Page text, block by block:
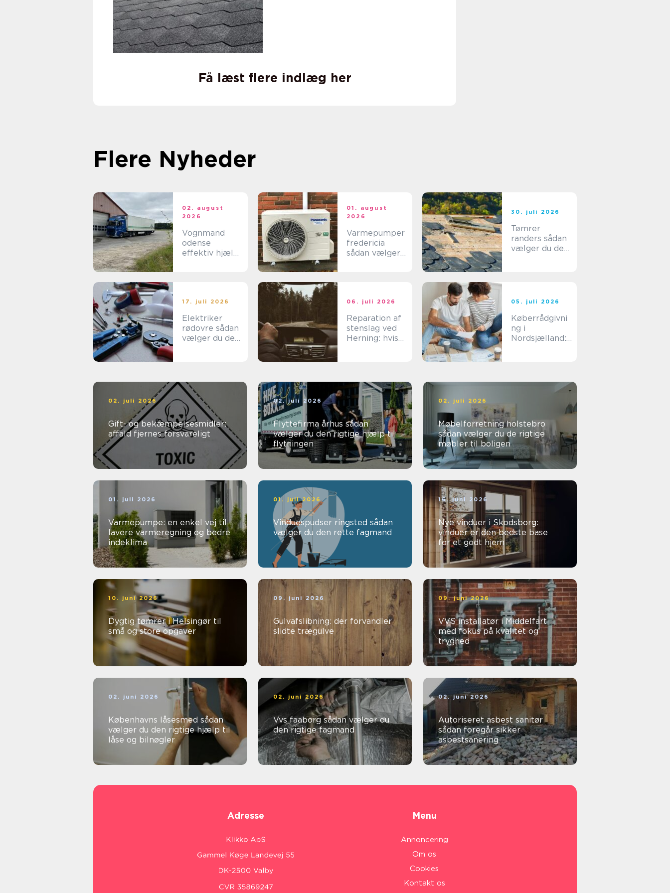
Få læst flere indlæg her
Flere Nyheder
02. august
2026
Vognmand
odense
effektiv hjælp
01. august
2026
Varmepumper
fredericia
sådan vælger
30. juli 2026
Tømrer
randers sådan
vælger du den
17. juli 2026
Elektriker
rødovre sådan
vælger du den
06. juli 2026
Reparation af
stenslag ved
Herning: hvis
05. juli 2026
Køberrådgivni
ng i
Nordsjælland:
02. juli 2026
Gift- og bekæmpelsesmidler:
affald fjernes forsvareligt
02. juli 2026
Flyttefirma århus sådan
vælger du den rigtige hjælp til
flytningen
02. juli 2026
Møbelforretning holstebro
sådan vælger du de rigtige
møbler til boligen
01. juli 2026
Varmepumpe: en enkel vej til
lavere varmeregning og bedre
indeklima
01. juli 2026
Vinduespudser ringsted sådan
vælger du den rette fagmand
16. juni 2026
Nye vinduer i Skodsborg:
vinduer er den bedste base
for et godt hjem
10. juni 2026
Dygtig tømrer i Helsingør til
små og store opgaver
09. juni 2026
Gulvafslibning: der forvandler
slidte trægulve
09. juni 2026
VVS installatør i Middelfart
med fokus på kvalitet og
tryghed
02. juni 2026
Københavns låsesmed sådan
vælger du den rigtige hjælp til
låse og bilnøgler
02. juni 2026
Vvs faaborg sådan vælger du
den rigtige fagmand
02. juni 2026
Autoriseret asbest sanitør
sådan foregår sikker
asbestsanering
Adresse Menu
Annoncering
Om os
Cookies
Kontakt os